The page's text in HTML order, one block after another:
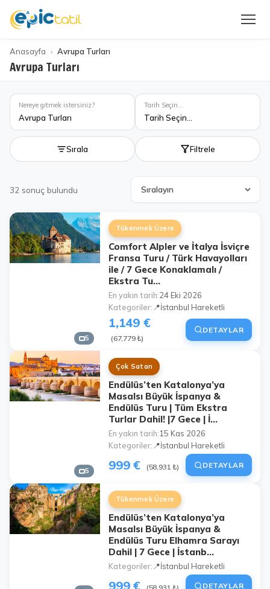
Anasayfa Avrupa Turları
Avrupa Turları
Nereye gitmek istersiniz?
Avrupa Turları
Tarih Seçin...
Tarih Seçin...
Sırala Filtrele
32 sonuç bulundu
5
Tükenmek Üzere
Comfort Alpler ve İtalya İsviçre
Fransa Turu / Türk Havayolları
ile / 7 Gece Konaklamalı /
Ekstra Tu...
En yakın tarih 24 Eki 2026
Kategoriler 📍İstanbul Hareketli
1,149 €
(67,779 ₺)
DETAYLAR
5
Çok Satan
Endülüs’ten Katalonya’ya
Masalsı Büyük İspanya &
Endülüs Turu | Tüm Ekstra
Turlar Dahil! |7 Gece | İ...
En yakın tarih 15 Kas 2026
Kategoriler 📍İstanbul Hareketli
999 € (58,931 ₺) DETAYLAR
Tükenmek Üzere
Endülüs’ten Katalonya’ya
Masalsı Büyük İspanya &
Endülüs Turu Elhamra Sarayı
Dahil | 7 Gece | İstanb...
Kategoriler 📍İstanbul Hareketli
999 € DETAYLAR